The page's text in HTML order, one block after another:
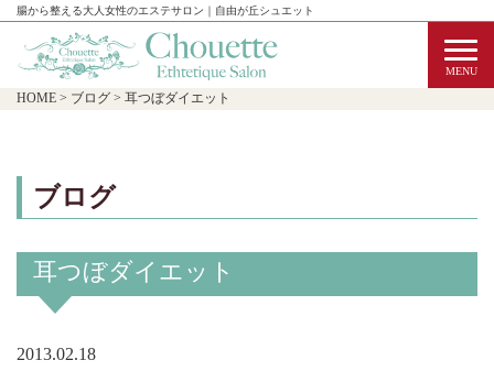
腸から整える大人女性のエステサロン｜自由が丘シュエット
HOME > ブログ > 耳つぼダイエット
ブログ
耳つぼダイエット
2013.02.18